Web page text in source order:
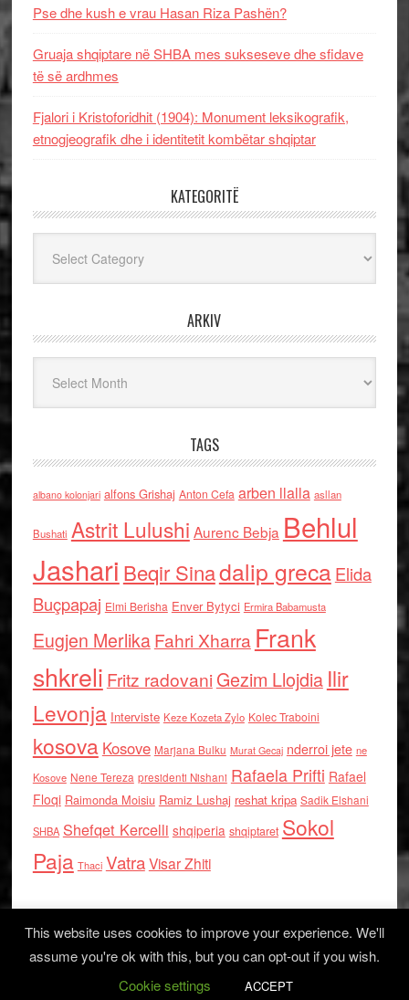
Pse dhe kush e vrau Hasan Riza Pashën?
Gruaja shqiptare në SHBA mes sukseseve dhe sfidave
të së ardhmes
Fjalori i Kristoforidhit (1904): Monument leksikografik,
etnogjeografik dhe i identitetit kombëtar shqiptar
KATEGORITË
ARKIV
TAGS
albano kolonjari alfons Grishaj Anton Cefa arben llalla asllan
Bushati Astrit Lulushi Aurenc Bebja Behlul
Jashari Beqir Sinadalip grecaElida
Buçpapaj Elmi Berisha Enver Bytyci Ermira Babamusta
Eugjen MerlikaFahri Xharra Frank
shkreli Fritz radovaniGezim Llojdia Ilir
Levonja Interviste Keze Kozeta Zylo Kolec Traboini
kosova Kosove Marjana Bulku Murat Gecaj nderroi jete ne
Kosove Nene Tereza presidenti Nishani Rafaela Prifti Rafael
Floqi Raimonda Moisiu Ramiz Lushaj reshat kripa Sadik Elshani
SHBA Shefqet Kercelli shqiperia shqiptaret Sokol
Paja Thaci VatraVisar Zhiti
Log in
This website uses cookies to improve your experience. We'll
assume you're ok with this, but you can opt-out if you wish.
Cookie settings
ACCEPT